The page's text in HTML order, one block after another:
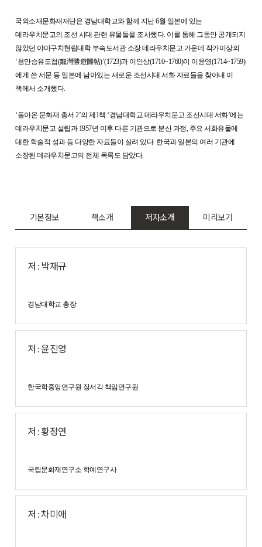
국외소재문화재재단은 경남대학교와 함께 지난 6월 일본에 있는
데라우치문고의 조선 시대 관련 유물들을 조사했다. 이를 통해 그동안 공개되지
않았던 야마구치현립대학 부속도서관 소장 데라우치문고 가운데 작가미상의
‘용만승유도첩(龍灣勝遊圖帖)’(1723)과 이인상(1710~1760)이 이윤영(1714~1759)
에게 쓴 서문 등 일본에 남아있는 새로운 조선시대 서화 자료들을 찾아내 이
책에서 소개했다.
‘돌아온 문화재 총서 2’의 제1책 ‘경남대학교 데라우치문고 조선시대 서화’에는
데라우치문고 설립과 1957년 이후 다른 기관으로 분산 과정, 주요 서화유물에
대한 학술적 성과 등 다양한 자료들이 실려 있다. 한국과 일본의 여러 기관에
소장된 데라우치문고의 전체 목록도 담았다.
기본정보 책소개 저자소개 미리보기
저 : 박재규
경남대학교 총장
저 : 윤진영
한국학중앙연구원 장서각 책임연구원
저 : 황정연
국립문화재연구소 학예연구사
저 : 차미애